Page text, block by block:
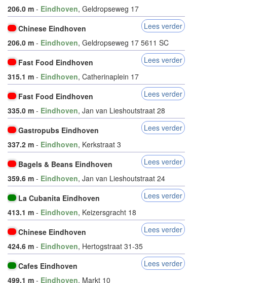
206.0 m - Eindhoven, Geldropseweg 17
Chinese Eindhoven
Lees verder
206.0 m - Eindhoven, Geldropseweg 17 5611 SC
Fast Food Eindhoven
Lees verder
315.1 m - Eindhoven, Catherinaplein 17
Fast Food Eindhoven
Lees verder
335.0 m - Eindhoven, Jan van Lieshoutstraat 28
Gastropubs Eindhoven
Lees verder
337.2 m - Eindhoven, Kerkstraat 3
Bagels & Beans Eindhoven
Lees verder
359.6 m - Eindhoven, Jan van Lieshoutstraat 24
La Cubanita Eindhoven
Lees verder
413.1 m - Eindhoven, Keizersgracht 18
Chinese Eindhoven
Lees verder
424.6 m - Eindhoven, Hertogstraat 31-35
Cafes Eindhoven
Lees verder
499.1 m - Eindhoven, Markt 10